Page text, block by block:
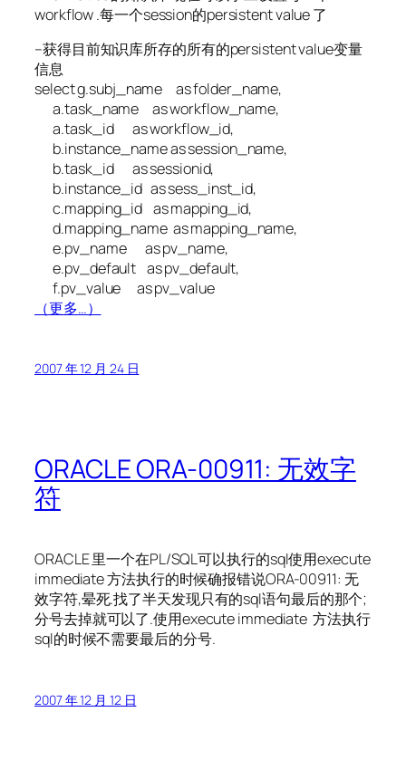
workflow .每一个session的persistent value 了
–获得目前知识库所存的所有的persistent value变量
信息
select g.subj_name as folder_name,
a.task_name as workflow_name,
a.task_id as workflow_id,
b.instance_name as session_name,
b.task_id as sessionid,
b.instance_id as sess_inst_id,
c.mapping_id as mapping_id,
d.mapping_name as mapping_name,
e.pv_name as pv_name,
e.pv_default as pv_default,
f.pv_value as pv_value
（更多…）
2007 年 12 月 24 日
ORACLE ORA-00911: 无效字
符
ORACLE 里一个在PL/SQL可以执行的sql使用execute
immediate 方法执行的时候确报错说ORA-00911: 无
效字符,晕死.找了半天发现只有的sql语句最后的那个;
分号去掉就可以了.使用execute immediate 方法执行
sql的时候不需要最后的分号.
2007 年 12 月 12 日